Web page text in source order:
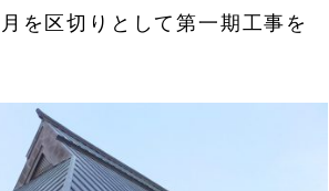
を区切りとして第一期工事を